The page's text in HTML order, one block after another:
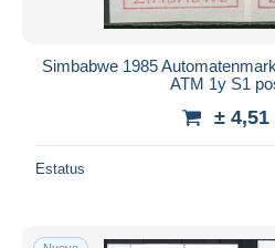
Simbabwe 1985
ATM 1y S1
± 4,51
Estatus